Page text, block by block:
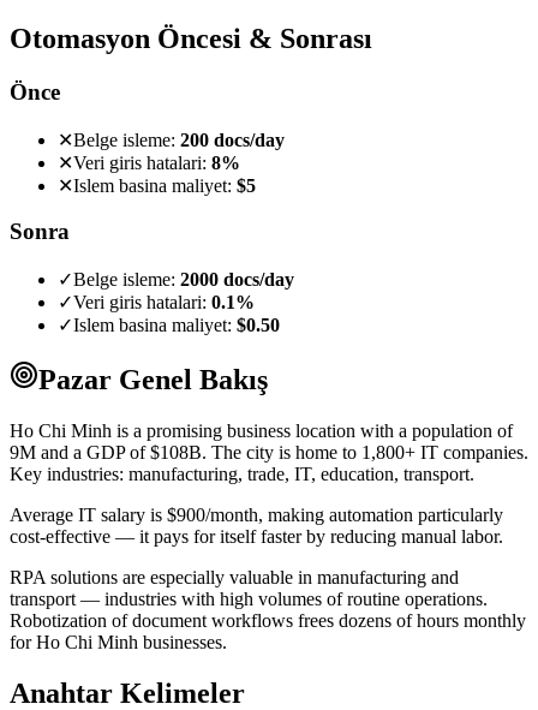
Otomasyon Öncesi & Sonrası
Önce
✕Belge isleme: 200 docs/day
✕Veri giris hatalari: 8%
✕Islem basina maliyet: $5
Sonra
✓Belge isleme: 2000 docs/day
✓Veri giris hatalari: 0.1%
✓Islem basina maliyet: $0.50
Pazar Genel Bakış
Ho Chi Minh is a promising business location with a population of
9M and a GDP of $108B. The city is home to 1,800+ IT companies.
Key industries: manufacturing, trade, IT, education, transport.
Average IT salary is $900/month, making automation particularly
cost-effective — it pays for itself faster by reducing manual labor.
RPA solutions are especially valuable in manufacturing and
transport — industries with high volumes of routine operations.
Robotization of document workflows frees dozens of hours monthly
for Ho Chi Minh businesses.
Anahtar Kelimeler